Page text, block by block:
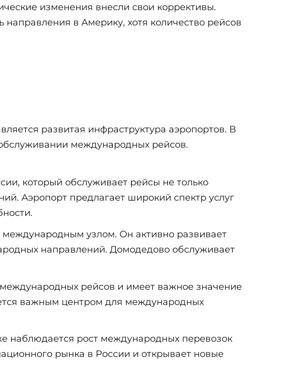
изменения внесли свои коррективы.
в Америку, хотя количество рейсов
развитая инфраструктура аэропортов. В
международных рейсов.
который обслуживает рейсы не только
Аэропорт предлагает широкий спектр услуг
узлом. Он активно развивает
направлений. Домодедово обслуживает
рейсов и имеет важное значение
важным центром для международных
наблюдается рост международных перевозок
рынка в России и открывает новые